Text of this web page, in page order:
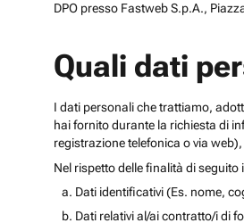
DPO presso Fastweb S.p.A.,
Quali dati
I dati personali che trattiamo,
hai fornito durante la richiesta di
registrazione telefonica o via
Nel rispetto delle finalità di
Dati identificativi (Es. nome,
Dati relativi al/ai contratto/i di